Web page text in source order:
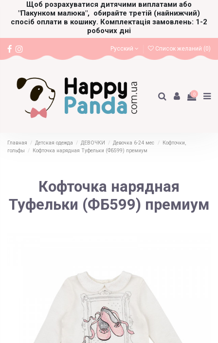
Щоб розрахуватися дитячими виплатами або
"Пакунком малюка", обирайте третій (найнижчий)
спосіб оплати в кошику. Комплектація замовлень: 1-2
робочих дні
Русский Список желаний (0)
0
Главная Детская одежда ДЕВОЧКИ Девочка 6-24 мес
Кофточки,
гольфы
Кофточка нарядная Туфельки (ФБ599) премиум
Кофточка нарядная
Туфельки (ФБ599) премиум